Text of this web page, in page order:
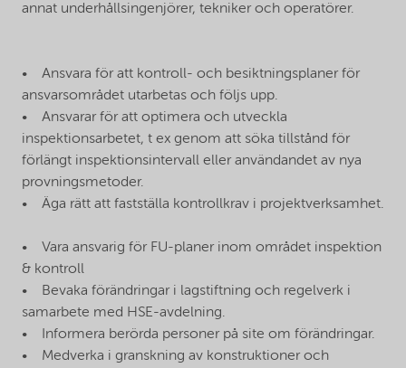
annat underhållsingenjörer, tekniker och operatörer.
• Ansvara för att kontroll- och besiktningsplaner för
ansvarsområdet utarbetas och följs upp.
• Ansvarar för att optimera och utveckla
inspektionsarbetet, t ex genom att söka tillstånd för
förlängt inspektionsintervall eller användandet av nya
provningsmetoder.
• Äga rätt att fastställa kontrollkrav i projektverksamhet.
• Vara ansvarig för FU-planer inom området inspektion
& kontroll
• Bevaka förändringar i lagstiftning och regelverk i
samarbete med HSE-avdelning.
• Informera berörda personer på site om förändringar.
• Medverka i granskning av konstruktioner och